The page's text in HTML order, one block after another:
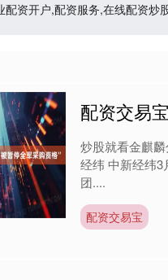
配资开户,配资服务,在线配资炒
配资交易
炒股就看金麒
经纬 中新经纬
团....
配资交易宝